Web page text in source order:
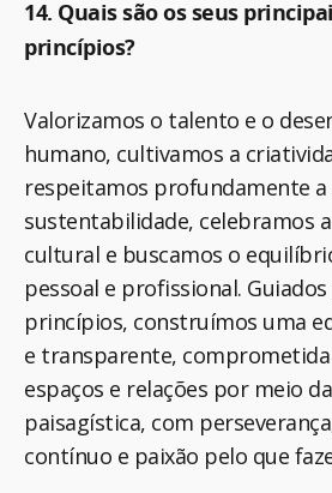
14. Quais são os seus
princípios?
Valorizamos o talento e o
humano, cultivamos a
respeitamos profundamente a
sustentabilidade, celebramos
cultural e buscamos o
pessoal e profissional.
princípios, construímos uma
e transparente,
espaços e relações por meio
paisagística, com
contínuo e paixão pelo que